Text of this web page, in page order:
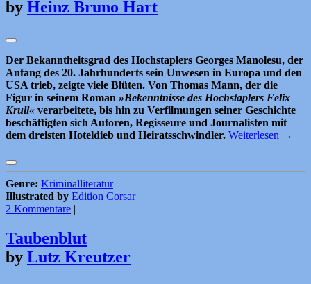
by Heinz Bruno Hart
Der Bekanntheitsgrad des Hochstaplers Georges Manolesu, der
Anfang des 20. Jahrhunderts sein Unwesen in Europa und den
USA trieb, zeigte viele Blüten. Von Thomas Mann, der die
Figur in seinem Roman »Bekenntnisse des Hochstaplers Felix
Krull« verarbeitete, bis hin zu Verfilmungen seiner Geschichte
beschäftigten sich Autoren, Regisseure und Journalisten mit
dem dreisten Hoteldieb und Heiratsschwindler. Weiterlesen →
Genre: Kriminalliteratur
Illustrated by Edition Corsar
2 Kommentare |
Taubenblut
by Lutz Kreutzer